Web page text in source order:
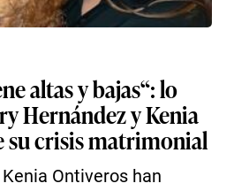
altas y bajas“: lo
Hernández y Kenia
su crisis matrimonial
Ontiveros han